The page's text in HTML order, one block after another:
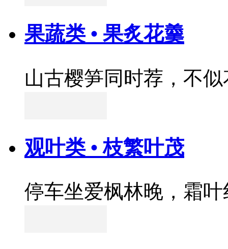
果蔬类 • 果炙花羹
山古樱笋同时荐，不
观叶类 • 枝繁叶茂
停车坐爱枫林晚，霜